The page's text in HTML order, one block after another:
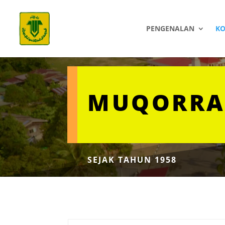
PENGENALAN
SEJAK TAHUN 1958